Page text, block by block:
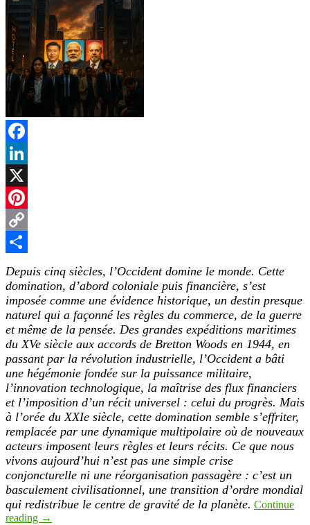
Facebook
LinkedIn
X
Pinterest
Copy
Depuis cinq siècles, l’Occident domine le monde. Cette
domination, d’abord coloniale puis financière, s’est
imposée comme une évidence historique, un destin presque
naturel qui a façonné les règles du commerce, de la guerre
et même de la pensée. Des grandes expéditions maritimes
du XVe siècle aux accords de Bretton Woods en 1944, en
passant par la révolution industrielle, l’Occident a bâti
une hégémonie fondée sur la puissance militaire,
l’innovation technologique, la maîtrise des flux financiers
et l’imposition d’un récit universel : celui du progrès. Mais
à l’orée du XXIe siècle, cette domination semble s’effriter,
remplacée par une dynamique multipolaire où de nouveaux
acteurs imposent leurs règles et leurs récits. Ce que nous
vivons aujourd’hui n’est pas une simple crise
conjoncturelle ni une réorganisation passagère : c’est un
basculement civilisationnel, une transition d’ordre mondial
qui redistribue le centre de gravité de la planète. Continue
reading →